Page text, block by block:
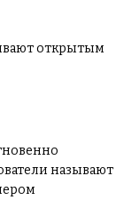
открытым
называют